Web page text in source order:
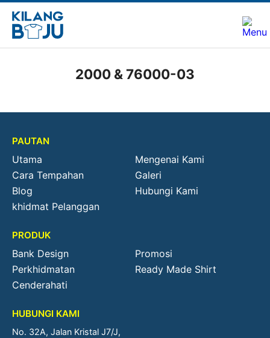
2000 & 76000-03
PAUTAN
Utama
Mengenai Kami
Cara Tempahan
Galeri
Blog
Hubungi Kami
khidmat Pelanggan
PRODUK
Bank Design
Promosi
Perkhidmatan
Ready Made Shirt
Cenderahati
HUBUNGI KAMI
No. 32A, Jalan Kristal J7/J,